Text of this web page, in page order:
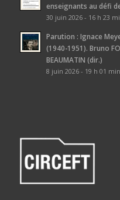
enseignants au défi
30 juin 2026 - 16 h 23
Parution : Ignace
(1940-1951). Bruno
BEAUMATIN (dir.)
8 juin 2026 - 19 h 01 min